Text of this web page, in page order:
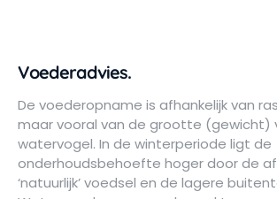
Voederadvies.
De voederopname is afhankelijk van
maar vooral van de grootte (gewicht)
watervogel. In de winterperiode ligt de
onderhoudsbehoefte hoger door de
‘natuurlijk’ voedsel en de lagere